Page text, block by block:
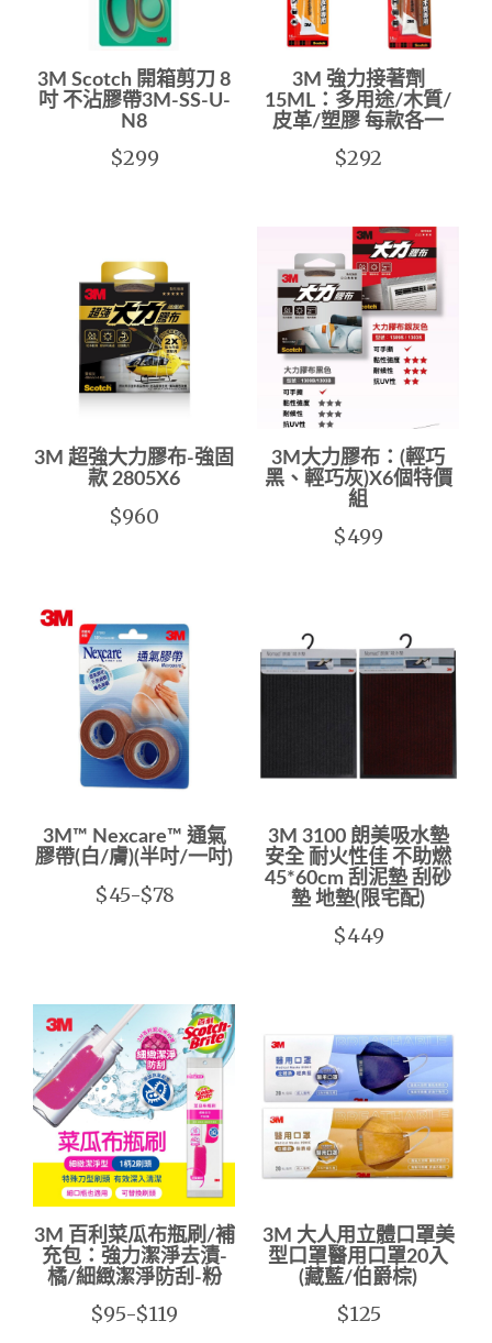
3M Scotch 開箱剪刀 8
吋 不沾膠帶3M-SS-U-
N8
$299
3M 強力接著劑
15ML：多用途/木質/
皮革/塑膠 每款各一
$292
3M 超強大力膠布-強固
款 2805X6
$960
3M大力膠布：(輕巧
黑、輕巧灰)X6個特價
組
$499
3M™ Nexcare™ 通氣
膠帶(白/膚)(半吋/一吋)
$45-$78
3M 3100 朗美吸水墊
安全 耐火性佳 不助燃
45*60cm 刮泥墊 刮砂
墊 地墊(限宅配)
$449
3M 百利菜瓜布瓶刷/補
充包：強力潔淨去漬-
橘/細緻潔淨防刮-粉
$95-$119
3M 大人用立體口罩美
型口罩醫用口罩20入
(藏藍/伯爵棕)
$125